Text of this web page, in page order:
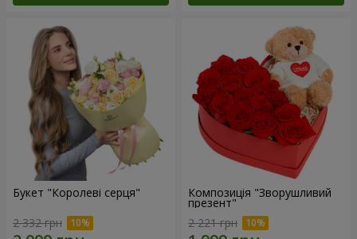
Букет "Королеві серця"
2 332 грн
Композиція "Зворушливий
презент"
2 221 грн